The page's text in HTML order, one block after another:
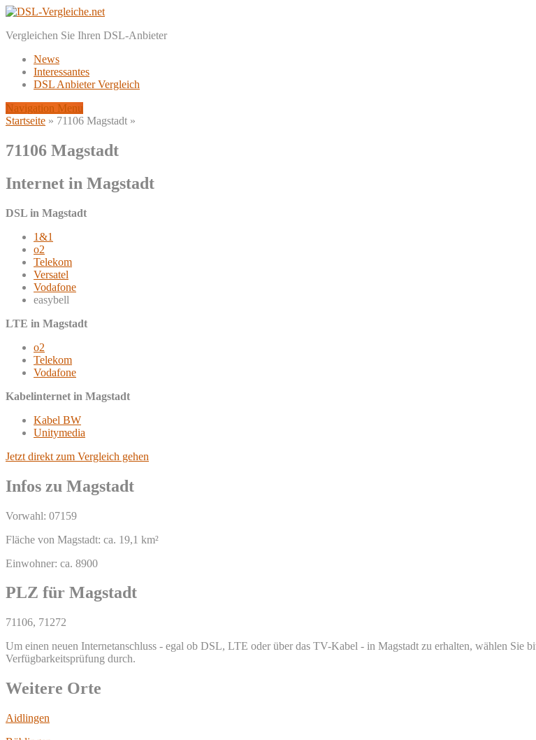
Vergleichen Sie Ihren DSL-Anbieter
News
Interessantes
DSL Anbieter Vergleich
Navigation Menu
Startseite » 71106 Magstadt »
71106 Magstadt
Internet in Magstadt
DSL in Magstadt
1&1
o2
Telekom
Versatel
Vodafone
easybell
LTE in Magstadt
o2
Telekom
Vodafone
Kabelinternet in Magstadt
Kabel BW
Unitymedia
Jetzt direkt zum Vergleich gehen
Infos zu Magstadt
Vorwahl: 07159
Fläche von Magstadt: ca. 19,1 km²
Einwohner: ca. 8900
PLZ für Magstadt
71106, 71272
Um einen neuen Internetanschluss - egal ob DSL, LTE oder über das TV-Kabel - in Magstadt zu erhalten, wählen Sie
Verfügbarkeitsprüfung durch.
Weitere Orte
Aidlingen